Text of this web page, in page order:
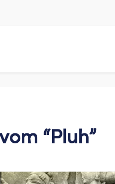
“Pluh”